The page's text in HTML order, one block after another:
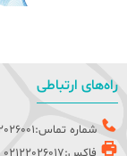
راه‌های ارتباطی
شماره تماس:02122026001